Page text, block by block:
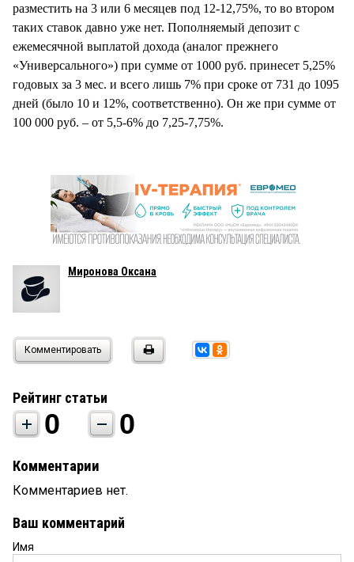
разместить на 3 или 6 месяцев под 12-12,75%, то во втором
таких ставок давно уже нет. Пополняемый депозит с
ежемесячной выплатой дохода (аналог прежнего
«Универсального») при сумме от 1000 руб. принесет 5,25%
годовых за 3 мес. и всего лишь 7% при сроке от 731 до 1095
дней (было 10 и 12%, соответственно). Он же при сумме от
100 000 руб. – от 5,5-6% до 7,25-7,75%.
Миронова Оксана
Комментировать
Рейтинг статьи
0 0
Комментарии
Комментариев нет.
Ваш комментарий
Имя